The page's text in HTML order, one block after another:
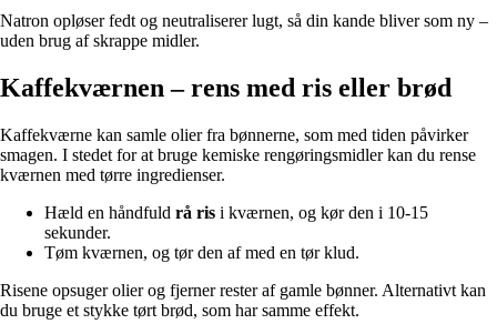
Natron opløser fedt og neutraliserer lugt, så din kande bliver som ny –
uden brug af skrappe midler.
Kaffekværnen – rens med ris eller brød
Kaffekværne kan samle olier fra bønnerne, som med tiden påvirker
smagen. I stedet for at bruge kemiske rengøringsmidler kan du rense
kværnen med tørre ingredienser.
Hæld en håndfuld rå ris i kværnen, og kør den i 10-15
sekunder.
Tøm kværnen, og tør den af med en tør klud.
Risene opsuger olier og fjerner rester af gamle bønner. Alternativt kan
du bruge et stykke tørt brød, som har samme effekt.